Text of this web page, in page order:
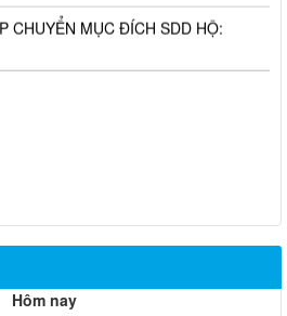
CHUYỂN MỤC ĐÍCH SDD HỘ:
Hôm nay